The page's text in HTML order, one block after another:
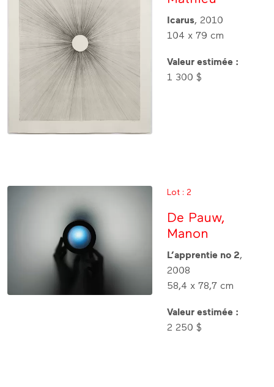
Icarus, 2010
104 x 79 cm
Valeur estimée :
1 300 $
Lot : 2
De Pauw,
Manon
L’apprentie no 2,
2008
58,4 x 78,7 cm
Valeur estimée :
2 250 $